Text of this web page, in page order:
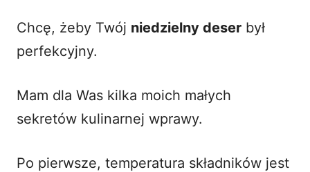
Chcę, żeby Twój niedzielny deser był
perfekcyjny.
Mam dla Was kilka moich małych
sekretów kulinarnej wprawy.
Po pierwsze, temperatura składników jest